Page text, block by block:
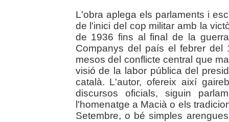
L'obra aplega els parlaments i
de l'inici del cop militar amb la
de 1936 fins al final de la
Companys del país el febrer del
mesos del conflicte central que
visió de la labor pública del
català. L'autor, ofereix així
discursos oficials, siguin
l'homenatge a Macià o els
Setembre, o bé simples